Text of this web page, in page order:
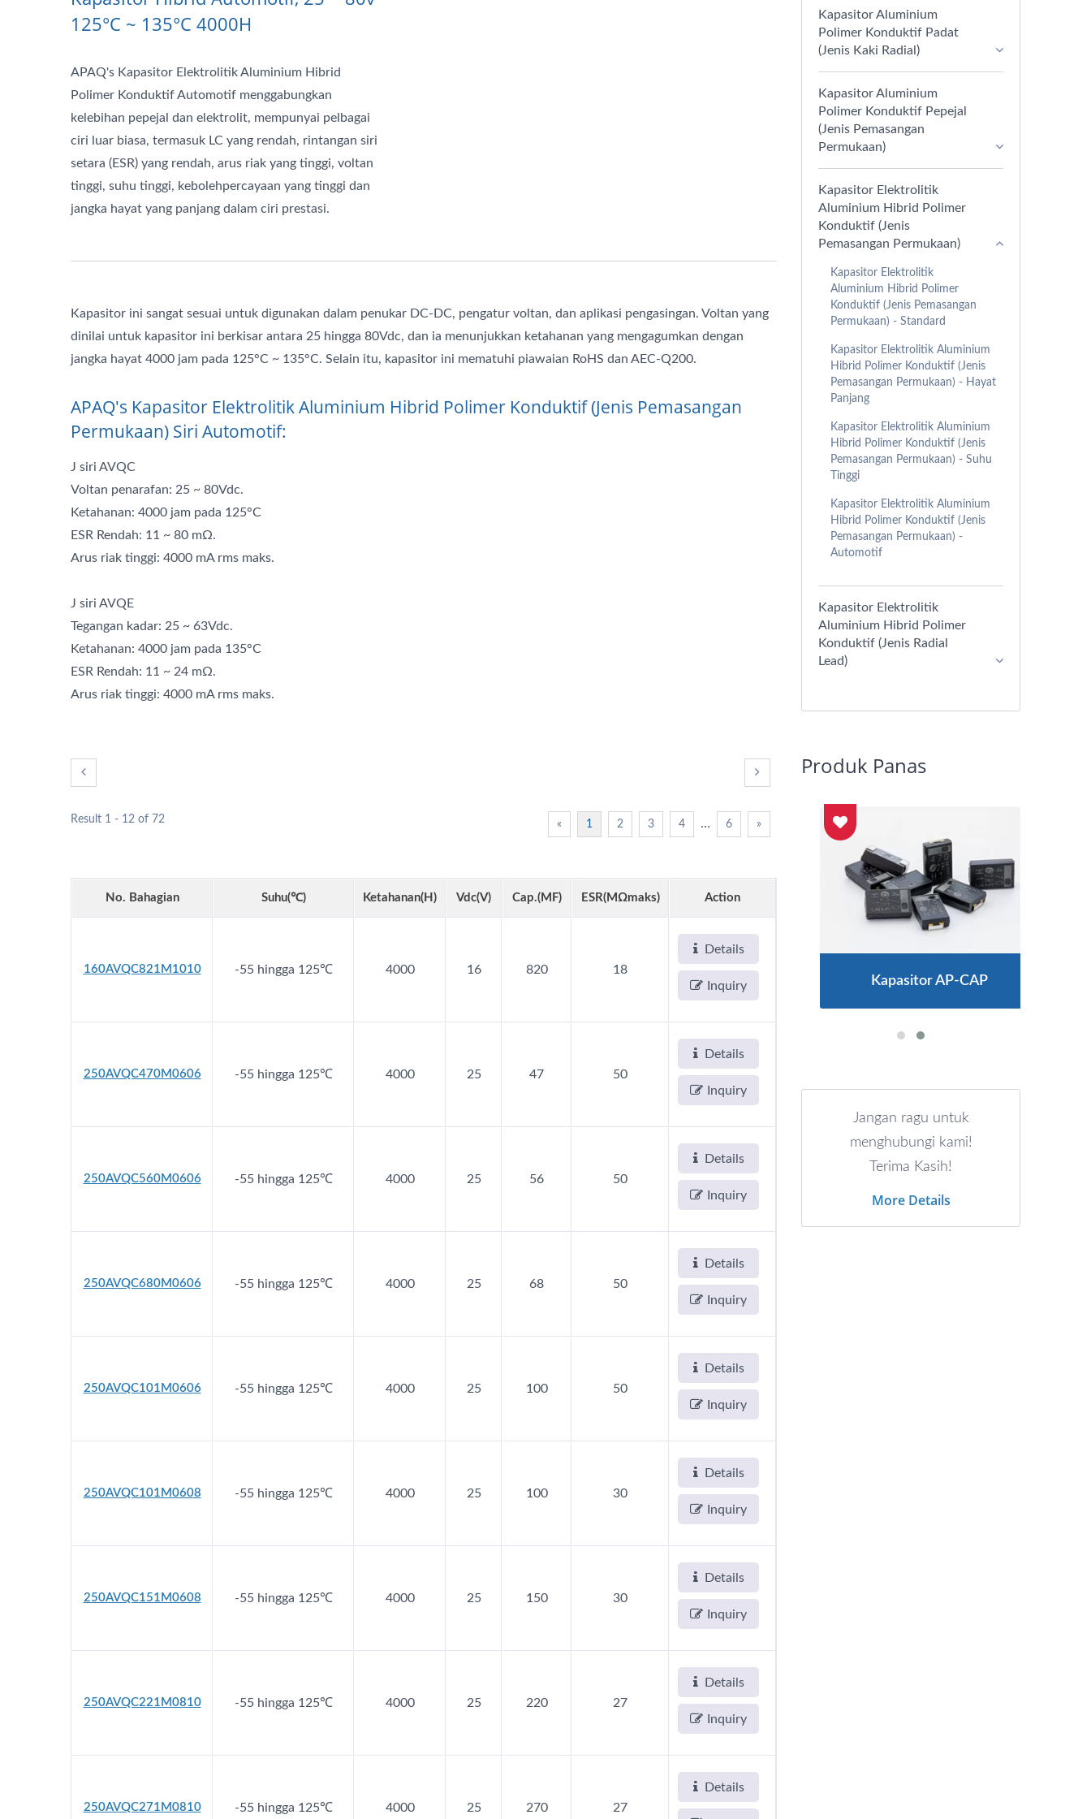
125°C ~ 135°C 4000H
APAQ's Kapasitor Elektrolitik Aluminium Hibrid
Polimer Konduktif Automotif menggabungkan
kelebihan pepejal dan elektrolit, mempunyai pelbagai
ciri luar biasa, termasuk LC yang rendah, rintangan siri
setara (ESR) yang rendah, arus riak yang tinggi, voltan
tinggi, suhu tinggi, kebolehpercayaan yang tinggi dan
jangka hayat yang panjang dalam ciri prestasi.
Kapasitor ini sangat sesuai untuk digunakan dalam penukar DC-DC, pengatur voltan, dan aplikasi pengasingan. Voltan yang
dinilai untuk kapasitor ini berkisar antara 25 hingga 80Vdc, dan ia menunjukkan ketahanan yang mengagumkan dengan
jangka hayat 4000 jam pada 125°C ~ 135°C. Selain itu, kapasitor ini mematuhi piawaian RoHS dan AEC-Q200.
APAQ's Kapasitor Elektrolitik Aluminium Hibrid Polimer Konduktif (Jenis Pemasangan
Permukaan) Siri Automotif:
J siri AVQC
Voltan penarafan: 25 ~ 80Vdc.
Ketahanan: 4000 jam pada 125°C
ESR Rendah: 11 ~ 80 mΩ.
Arus riak tinggi: 4000 mA rms maks.
J siri AVQE
Tegangan kadar: 25 ~ 63Vdc.
Ketahanan: 4000 jam pada 135°C
ESR Rendah: 11 ~ 24 mΩ.
Arus riak tinggi: 4000 mA rms maks.
Result 1 - 12 of 72 « 1 2 3 4 … 6 »
No. Bahagian Suhu(℃) Ketahanan(h) Vdc(V) Cap.(µF) ESR(mΩmaks) Action
160AVQC821M1010 -55 hingga 125℃ 4000 16 820 18
Details
Inquiry
250AVQC470M0606 -55 hingga 125℃ 4000 25 47 50
Details
Inquiry
250AVQC560M0606 -55 hingga 125℃ 4000 25 56 50
Details
Inquiry
250AVQC680M0606 -55 hingga 125℃ 4000 25 68 50
Details
Inquiry
250AVQC101M0606 -55 hingga 125℃ 4000 25 100 50
Details
Inquiry
250AVQC101M0608 -55 hingga 125℃ 4000 25 100 30
Details
Inquiry
250AVQC151M0608 -55 hingga 125℃ 4000 25 150 30
Details
Inquiry
250AVQC221M0810 -55 hingga 125℃ 4000 25 220 27
Details
Inquiry
250AVQC271M0810 -55 hingga 125℃ 4000 25 270 27
Details
Kapasitor Aluminium
Polimer Konduktif Padat
(Jenis Kaki Radial)
Kapasitor Aluminium
Polimer Konduktif Pepejal
(Jenis Pemasangan
Permukaan)
Kapasitor Elektrolitik
Aluminium Hibrid Polimer
Konduktif (Jenis
Pemasangan Permukaan)
Kapasitor Elektrolitik
Aluminium Hibrid Polimer
Konduktif (Jenis Pemasangan
Permukaan) - Standard
Kapasitor Elektrolitik Aluminium
Hibrid Polimer Konduktif (Jenis
Pemasangan Permukaan) - Hayat
Panjang
Kapasitor Elektrolitik Aluminium
Hibrid Polimer Konduktif (Jenis
Pemasangan Permukaan) - Suhu
Tinggi
Kapasitor Elektrolitik Aluminium
Hibrid Polimer Konduktif (Jenis
Pemasangan Permukaan) -
Automotif
Kapasitor Elektrolitik
Aluminium Hibrid Polimer
Konduktif (Jenis Radial
Lead)
Produk Panas
Kapasitor Hibrid Kapasitor AP-CAP
Jangan ragu untuk
menghubungi kami!
Terima Kasih!
More Details